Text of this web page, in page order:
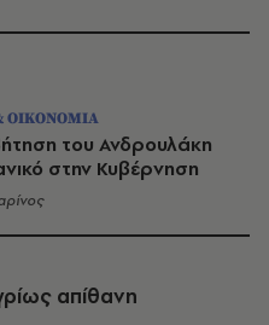
ΟΙΚΟΝΟΜΙΑ
του Ανδρουλάκη
στην Κυβέρνηση
απίθανη